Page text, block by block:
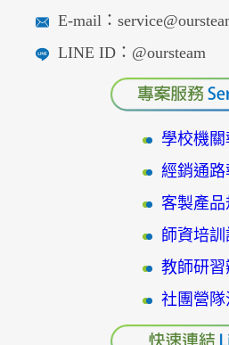
E-mail：
LINE ID：@oursteam
學校機關
經銷通路
客製產品
師資培訓
教師研習
社團營隊